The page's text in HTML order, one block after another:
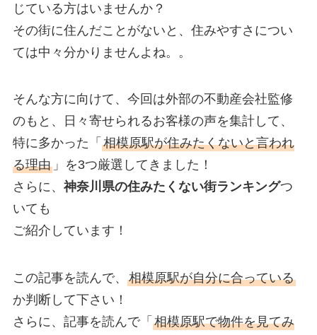
じている方はいませんか？
その街に住んだことがないと、住みやすさについ
ては中々分かりませんよね。。
そんな方に向けて、今回は外部の不動産会社監修
のもと、日々寄せられるお客様の声を集計して、
特に多かった「 相模原駅が住みたくないと言われ
る理由」を3つ厳選してきました！
さらに、 神奈川県の住みたくない街ランキングつ
いても
ご紹介しています！
この記事を読んで、 相模原駅が自分に合っている
か判断して下さい！
さらに、記事を読んで「 相模原駅で物件を見てみ